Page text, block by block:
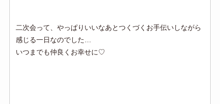
二次会って、やっぱりいいなあとつくづくお手伝いしながら
感じる一日なのでした…
いつまでも仲良くお幸せに♡